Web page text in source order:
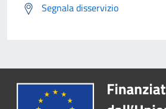
Segnala disservizio